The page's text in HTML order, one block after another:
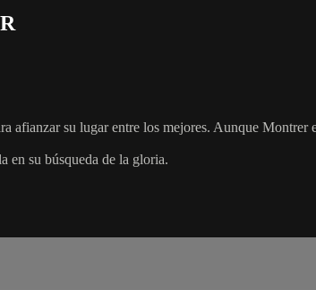
afianzar su lugar entre los mejores. Aunque
en su búsqueda de la gloria.